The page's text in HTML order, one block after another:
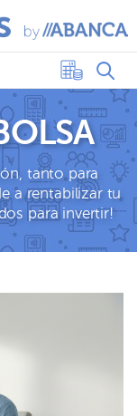
tanto para
a rentabilizar tu
para invertir!